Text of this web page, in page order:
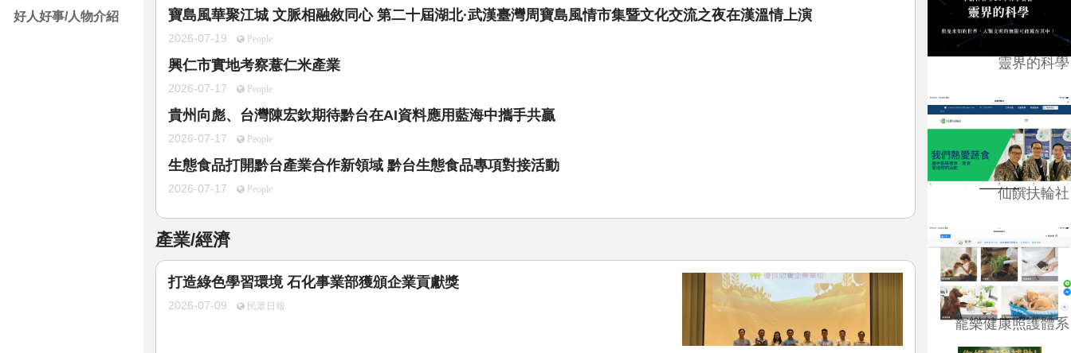
好人好事/人物介紹
寶島風華聚江城 文脈相融敘同心 第二十屆湖北·武漢臺灣周寶島風情市集暨文化交流之夜在漢溫情上演
2026-07-19 People
興仁市實地考察薏仁米產業
2026-07-17 People
貴州向彪、台灣陳宏欽期待黔台在AI資料應用藍海中攜手共贏
2026-07-17 People
生態食品打開黔台產業合作新領域 黔台生態食品專項對接活動
2026-07-17 People
產業/經濟
打造綠色學習環境 石化事業部獲頒企業貢獻獎
2026-07-09 民眾日報
靈界的科學
仙饌扶輪社
寵樂健康照護體系